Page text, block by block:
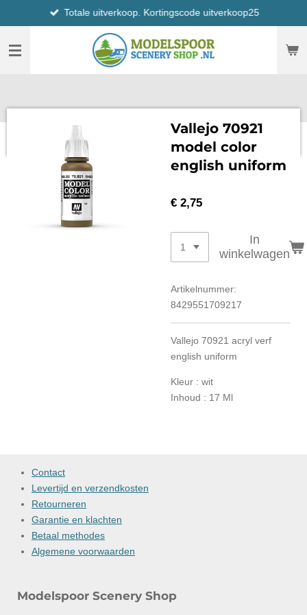
direct
naar
hoofdinhoud
Totale uitverkoop. Kortingscode uitverkoop25
Vallejo 70921
model color
english uniform
€ 2,75
In
winkelwagen
Artikelnummer:
8429551709217
Vallejo 70921 acryl verf
english uniform
Kleur : wit
Inhoud : 17 Ml
Contact
Levertijd en verzendkosten
Retourneren
Garantie en klachten
Betaal methodes
Algemene voorwaarden
Modelspoor Scenery Shop